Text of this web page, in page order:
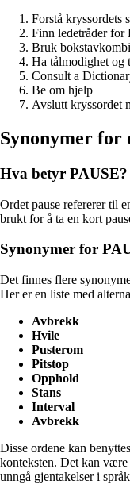
Forstå kryssordets
Finn ledetråder for
Bruk
Ha tålmodighet og
Consult a
Be om hjelp
Avslutt kryssordet
Synonymer for
Hva betyr PAUSE?
Ordet pause refererer til
brukt for å ta en kort
Synonymer for
Det finnes flere
Her er en liste med
Avbrekk
Hvile
Pusterom
Pitstop
Opphold
Stans
Interval
Avbrekk
Disse ordene kan
konteksten. Det kan
unngå gjentakelser i